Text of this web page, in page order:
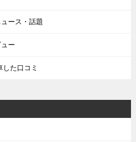
ース・話題
ー
た口コミ